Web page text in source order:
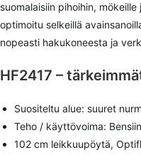
suomalaisiin pihoihin,
optimoitu selkeillä
nopeasti hakukoneesta ja
HF2417 –
Suositeltu alue: suuret
Teho / käyttövoima:
102 cm leikkuupöytä,